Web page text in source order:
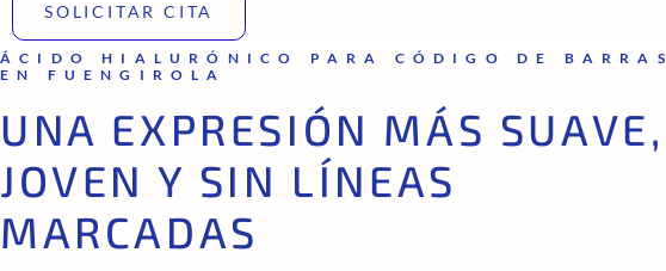
SOLICITAR CITA
ÁCIDO HIALURÓNICO PARA CÓDIGO DE BARRAS
EN FUENGIROLA
UNA EXPRESIÓN MÁS SUAVE,
JOVEN Y SIN LÍNEAS
MARCADAS